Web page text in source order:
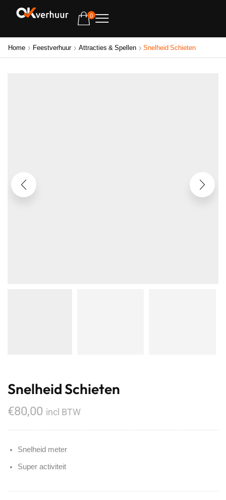
0
Home Feestverhuur Attracties & Spellen Snelheid Schieten
Snelheid Schieten
€80,00 incl BTW
Snelheid meter
Super activiteit